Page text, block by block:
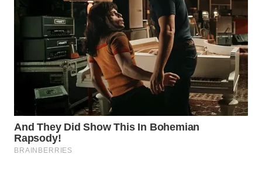
KELISTRIKAN
WALINKI
MAWAKA
ID
MARTABAT
NET